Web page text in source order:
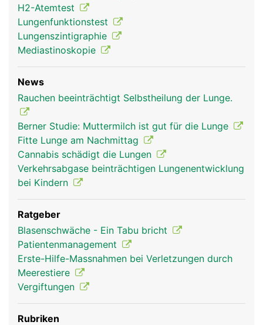
Lunge Frau
H2-Atemtest
Lungenfunktionstest
Lungenszintigraphie
Mediastinoskopie
News
Rauchen beeinträchtigt Selbstheilung der Lunge.
Berner Studie: Muttermilch ist gut für die Lunge
Fitte Lunge am Nachmittag
Cannabis schädigt die Lungen
Verkehrsabgase beinträchtigen Lungenentwicklung
bei Kindern
Ratgeber
Blasenschwäche - Ein Tabu bricht
Patientenmanagement
Erste-Hilfe-Massnahmen bei Verletzungen durch
Meerestiere
Vergiftungen
Rubriken